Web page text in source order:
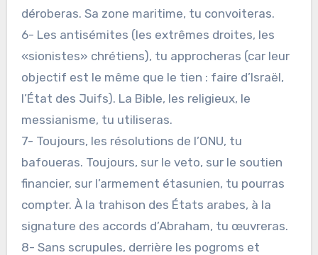
déroberas. Sa zone maritime, tu convoiteras.
6- Les antisémites (les extrêmes droites, les
«sionistes» chrétiens), tu approcheras (car leur
objectif est le même que le tien : faire d’Israël,
l’État des Juifs). La Bible, les religieux, le
messianisme, tu utiliseras.
7- Toujours, les résolutions de l’ONU, tu
bafoueras. Toujours, sur le veto, sur le soutien
financier, sur l’armement étasunien, tu pourras
compter. À la trahison des États arabes, à la
signature des accords d’Abraham, tu œuvreras.
8- Sans scrupules, derrière les pogroms et